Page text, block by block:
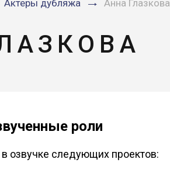
Актеры дубляжа Анна Глазкова
роли
в озвучке следующих проектов: